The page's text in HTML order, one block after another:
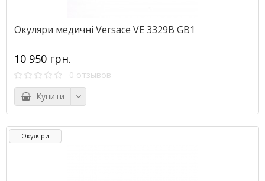
Окуляри медичні Versace VE 3329B GB1
10 950 грн.
0 отзывов
Купити
Окуляри